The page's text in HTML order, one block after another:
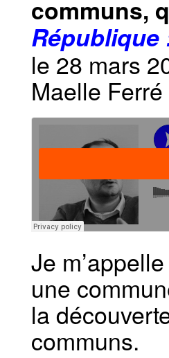
communs,
le 28 mars
Maelle
Je
une
la
communs.